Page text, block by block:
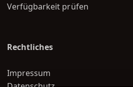
Verfügbarkeit prüfen
Rechtliches
Impressum